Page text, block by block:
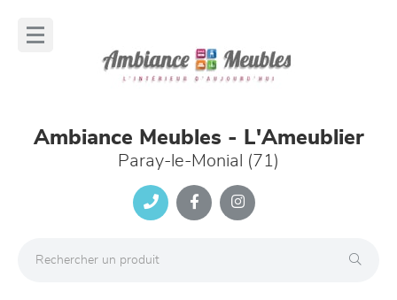
Ambiance Meubles - L'Ameublier
Paray-le-Monial (71)